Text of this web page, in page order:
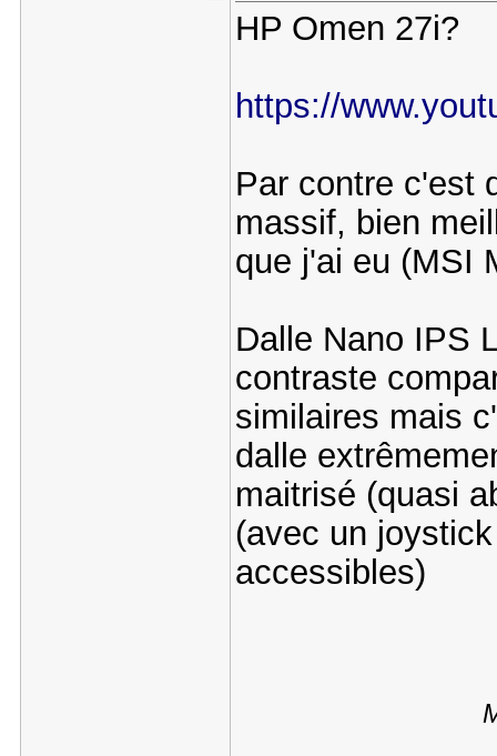
HP Omen 27i?
https://
Par contre c'est
massif, bien
que j'ai eu (MSI
Dalle Nano IPS
contraste
similaires mais
dalle
maitrisé (quasi
(avec un
accessibles)